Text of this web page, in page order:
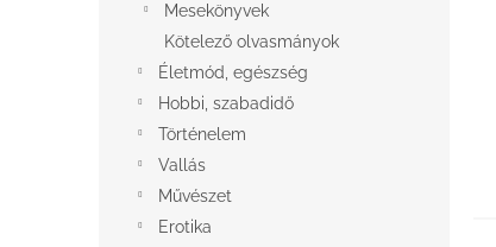
Mesekönyvek
Kötelező olvasmányok
Életmód, egészség
Hobbi, szabadidő
Történelem
Vallás
Művészet
Erotika